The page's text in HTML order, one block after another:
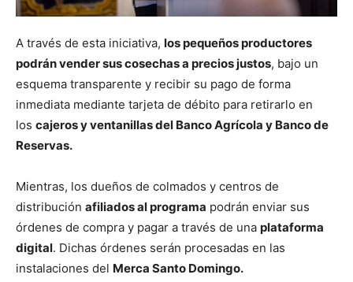
A través de esta iniciativa, los pequeños productores
podrán vender sus cosechas a precios justos, bajo un
esquema transparente y recibir su pago de forma
inmediata mediante tarjeta de débito para retirarlo en
los cajeros y ventanillas del Banco Agrícola y Banco de
Reservas.
Mientras, los dueños de colmados y centros de
distribución afiliados al programa podrán enviar sus
órdenes de compra y pagar a través de una plataforma
digital. Dichas órdenes serán procesadas en las
instalaciones del Merca Santo Domingo.